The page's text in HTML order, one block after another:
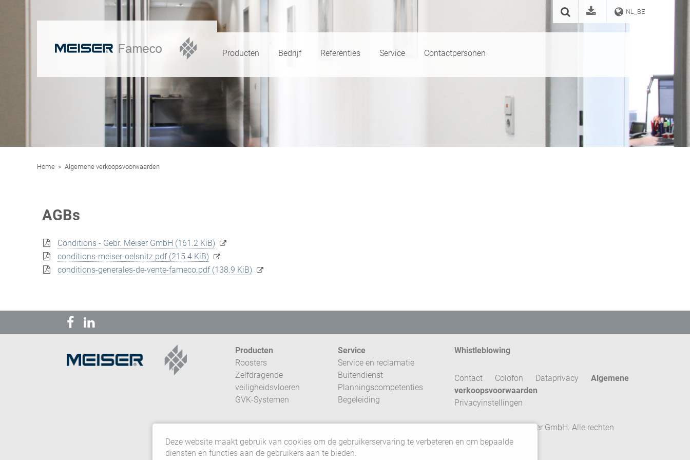
NL_BE
Producten Bedrijf Referenties Service Contactpersonen
Home Algemene verkoopsvoorwaarden
AGBs
Conditions - Gebr. Meiser GmbH (161.2 KiB)
conditions-meiser-oelsnitz.pdf (215.4 KiB)
conditions-generales-de-vente-fameco.pdf (138.9 KiB)
Producten
Roosters
Zelfdragende
veiligheidsvloeren
GVK-Systemen
Service
Service en reclamatie
Buitendienst
Planningscompetenties
Begeleiding
Whistleblowing
Contact Colofon Dataprivacy
Algemene
verkoopsvoorwaarden
Privacyinstellingen
© 2026 Gebrüder Meiser GmbH. Alle rechten
voorbehouden.
Deze website maakt gebruik van cookies om de gebruikerservaring te verbeteren en om bepaalde
diensten en functies aan de gebruikers aan te bieden.